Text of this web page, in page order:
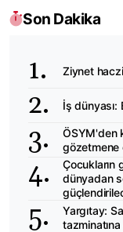
Son Dakika
Ziynet
İş dünyası:
ÖSYM'den
gözetmene
Çocukların
dünyadan
Yargıtay: